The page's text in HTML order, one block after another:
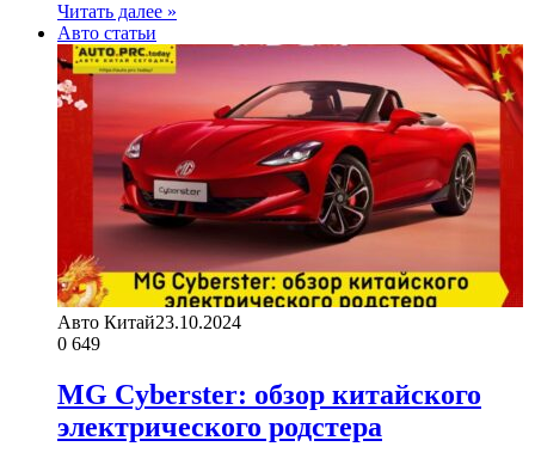
Читать далее »
Авто статьи
Авто Китай23.10.2024
0 649
MG Cyberster: обзор китайского
электрического родстера